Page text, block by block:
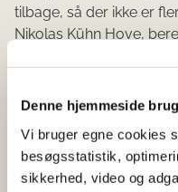
Denne hjemmeside
Vi bruger egne cookies
besøgsstatistik,
sikkerhed, video og
tilbage, så der ikke er
Nikolas Kühn Hove,
Systemet virker
er meget fintmasket og
for salmonella bliver
producenter af æg.